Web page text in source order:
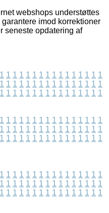
webshops understøttes
imod korrektioner
seneste opdatering af
1 1 1 1 1 1 1 1 1 1 1 1 1 1 1 1
1 1 1 1 1 1 1 1 1 1 1 1 1 1 1 1
1 1 1 1 1 1 1 1 1 1 1 1 1 1 1 1
1 1 1 1 1 1 1 1 1 1 1 1 1 1 1 1
1 1 1 1 1 1 1 1 1 1 1 1 1 1 1 1
1 1 1 1 1 1 1 1 1 1 1 1 1 1 1 1
1 1 1 1 1 1 1 1 1 1 1 1 1 1 1 1
1 1 1 1 1 1 1 1 1 1 1 1 1 1 1 1
1 1 1 1 1 1 1 1 1 1 1 1 1 1 1 1